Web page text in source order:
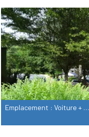
Emplacement : Voiture + Tente/Caravane Ou Camping-Car